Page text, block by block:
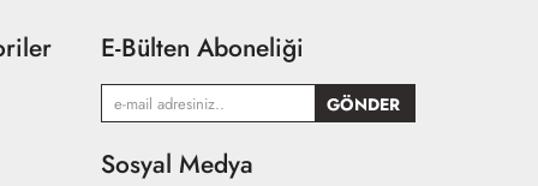
E-Bülten Aboneliği
Sosyal Medya